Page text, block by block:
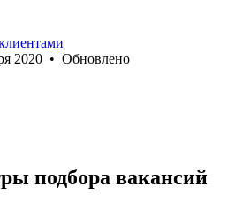
2020 • Обновлено
подбора вакансий